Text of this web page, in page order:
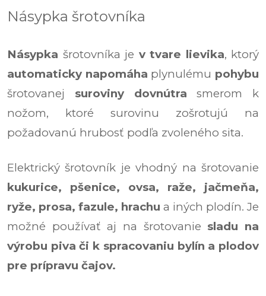
Násypka šrotovníka
Násypka šrotovníka je v tvare lievika, ktorý
automaticky napomáha plynulému pohybu
šrotovanej suroviny dovnútra smerom k
nožom, ktoré surovinu zošrotujú na
požadovanú hrubosť podľa zvoleného sita.
Elektrický šrotovník je vhodný na šrotovanie
kukurice, pšenice, ovsa, raže, jačmeňa,
ryže, prosa, fazule, hrachu a iných plodín. Je
možné používať aj na šrotovanie sladu na
výrobu piva či k spracovaniu bylín a plodov
pre prípravu čajov.